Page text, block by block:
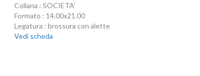
Collana : SOCIETA'
Formato : 14.00x21.00
Legatura : brossura con alette
Vedi scheda